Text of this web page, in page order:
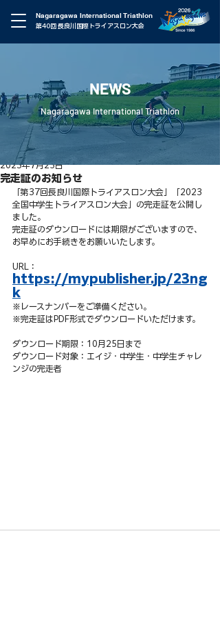
Nagaragawa International Triathlon
第40回 長良川国際トライアスロン大会
完走証のお知らせ
2023年7月25日
「第37回長良川国際トライアスロン大会」「2023
全国中学生トライアスロン大会」の完走証を公開し
ました。
完走証のダウンロードには期限がございますので、
お早めにお手続きをお願いいたします。
URL：
https://mypublisher.jp/23ng
k
※レースナンバーをご準備ください。
※完走証はPDF形式でダウンロードいただけます。
ダウンロード期限：10月25日まで
ダウンロード対象：エイジ・中学生・中学生チャレ
ンジの完走者
NEWS
Nagaragawa International Triathlon